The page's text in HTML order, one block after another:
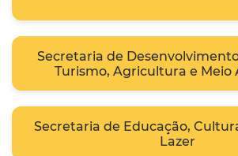
Secretaria de
Turismo, Agricultura e Meio
Secretaria de Educação,
Lazer